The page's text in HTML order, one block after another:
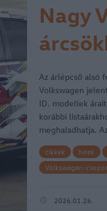
Nagy
Az árlépcső alsó
Volkswagen
ID. modellek
korábbi
meghaladhatja.
stratégiájának…
cikkek hirek
Volkswagen-
2026.01.26.